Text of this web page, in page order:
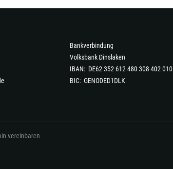
Bankverbindung
Volksbank Dinslaken
IBAN: DE62 352 612 480 308 402 010
BIC: GENODED1DLK
vereinbaren